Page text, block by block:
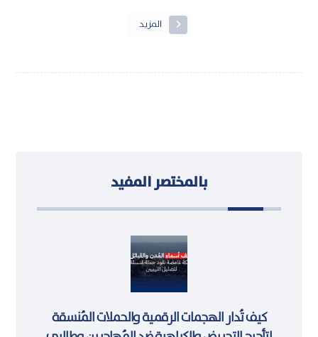
المزيد
بالمختصر المفيد
كيف تُدار الهجمات الرقمية والحملات المُنسقة